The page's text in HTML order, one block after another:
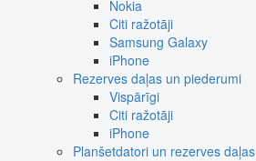
Nokia
Citi ražotāji
Samsung Galaxy
iPhone
Rezerves daļas un piederumi
Vispārīgi
Citi ražotāji
iPhone
Planšetdatori un rezerves daļas